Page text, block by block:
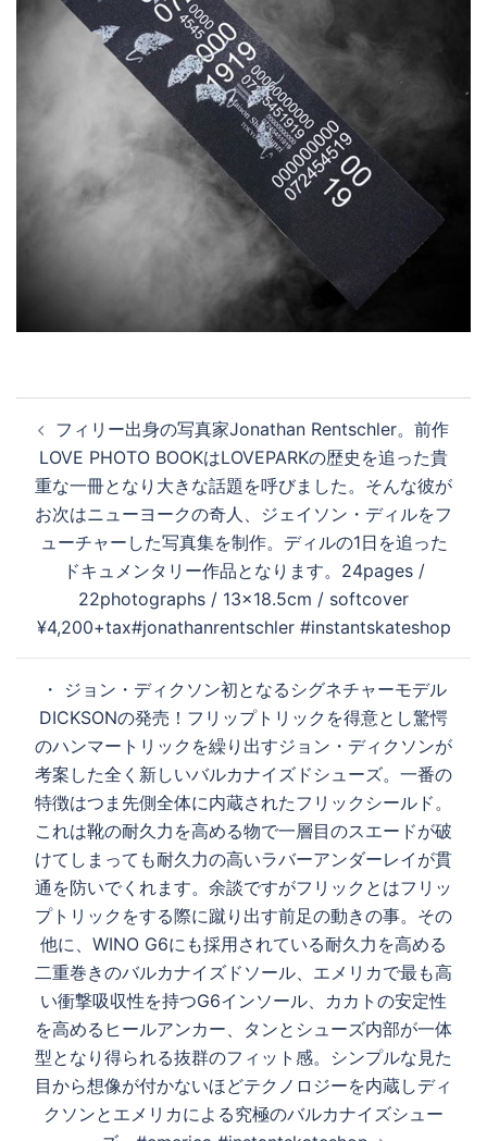
稿
ナ
ビ
ゲ
ョ
ン
フィリー出身の写真家Jonathan Rentschler。前作
LOVE PHOTO BOOKはLOVEPARKの歴史を追った貴
重な一冊となり大きな話題を呼びました。そんな彼が
お次はニューヨークの奇人、ジェイソン・ディルをフ
ューチャーした写真集を制作。ディルの1日を追った
ドキュメンタリー作品となります。24pages /
22photographs / 13×18.5cm / softcover
¥4,200+tax#jonathanrentschler #instantskateshop
・ ジョン・ディクソン初となるシグネチャーモデル
DICKSONの発売！フリップトリックを得意とし驚愕
のハンマートリックを繰り出すジョン・ディクソンが
考案した全く新しいバルカナイズドシューズ。一番の
特徴はつま先側全体に内蔵されたフリックシールド。
これは靴の耐久力を高める物で一層目のスエードが破
けてしまっても耐久力の高いラバーアンダーレイが貫
通を防いでくれます。余談ですがフリックとはフリッ
プトリックをする際に蹴り出す前足の動きの事。その
他に、WINO G6にも採用されている耐久力を高める
二重巻きのバルカナイズドソール、エメリカで最も高
い衝撃吸収性を持つG6インソール、カカトの安定性
を高めるヒールアンカー、タンとシューズ内部が一体
型となり得られる抜群のフィット感。シンプルな見た
目から想像が付かないほどテクノロジーを内蔵しディ
クソンとエメリカによる究極のバルカナイズシュー